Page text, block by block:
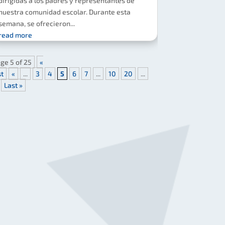
comunidad escolar. Durante esta
se ofrecieron...
more
5 of 25
«
« ... 3 4 5 6 7 ... 10 20
...
Last »